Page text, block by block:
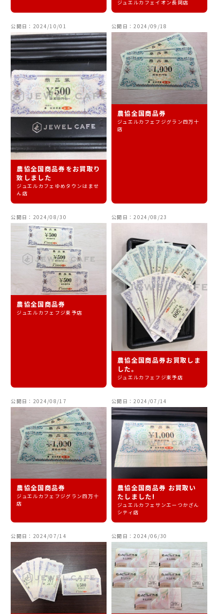
ジュエルカフェイオン長岡店
公開日：2024/10/01
農協全国商品券をお買取り
致しました
ジュエルカフェゆめタウンはませ
ん店
公開日：2024/09/18
農協全国商品券
ジュエルカフェフジグラン四万十
店
公開日：2024/08/30
農協全国商品券
ジュエルカフェフジ東予店
公開日：2024/08/23
農協全国商品券お買取しま
した。
ジュエルカフェフジ東予店
公開日：2024/08/17
農協全国商品券
ジュエルカフェフジグラン四万十
店
公開日：2024/07/14
農協全国商品券 お買取い
たしました!
ジュエルカフェサンエーつかざん
シティ店
公開日：2024/07/14 公開日：2024/06/30